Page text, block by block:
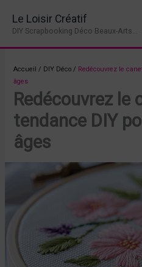
contenu
Le Loisir Créatif
DIY Scrapbooking Déco Beaux-Arts...
Accueil / DIY Déco / Redécouvrez le
âges
Redécouvrez le
tendance DIY
âges